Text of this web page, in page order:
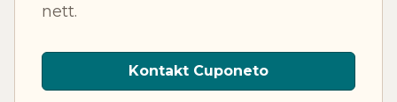
nett.
Kontakt Cuponeto